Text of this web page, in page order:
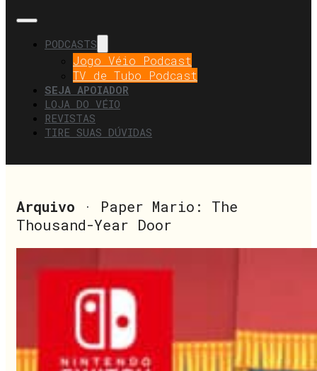
PODCASTS
Jogo Véio Podcast
TV de Tubo Podcast
SEJA APOIADOR
LOJA DO VÉIO
REVISTAS
TIRE SUAS DÚVIDAS
Arquivo · Paper Mario: The
Thousand-Year Door